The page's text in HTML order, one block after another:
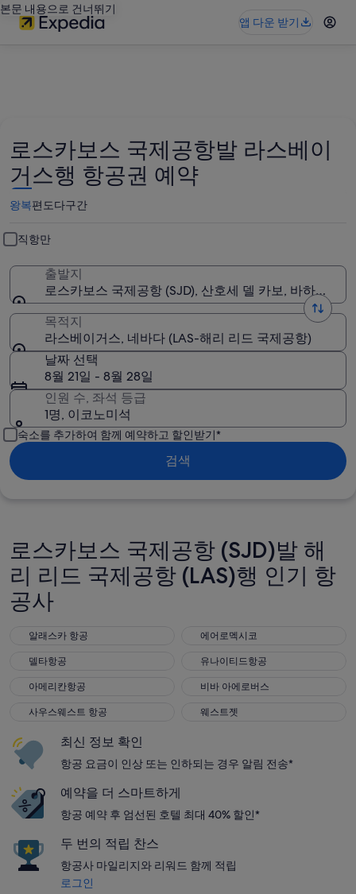
본문 내용으로 건너뛰기
앱 다운 받기
로스카보스 국제공항발 라스베이
거스행 항공권 예약
왕복편도다구간
직항만
출발지
로스카보스 국제공항 (SJD), 산호세 델 카보, 바하칼리
목적지
라스베이거스, 네바다 (LAS-해리 리드 국제공항)
날짜 선택
8월 21일 - 8월 28일
인원 수, 좌석 등급
1명, 이코노미석
숙소를 추가하여 함께 예약하고 할인받기*
검색
로스카보스 국제공항 (SJD)발 해
리 리드 국제공항 (LAS)행 인기 항
공사
알래스카 항공
알래스카 항공 에어로멕시코
에어로멕시코
델타항공
델타항공 유나이티드항공
유나이티드항공
아메리칸항공
아메리칸항공 비바 아에로버스
비바 아에로버스
사우스웨스트 항공
사우스웨스트 항공 웨스트젯
웨스트젯
최신 정보 확인
항공 요금이 인상 또는 인하되는 경우 알림 전송*
예약을 더 스마트하게
항공 예약 후 엄선된 호텔 최대 40% 할인*
두 번의 적립 찬스
항공사 마일리지와 리워드 함께 적립
로그인